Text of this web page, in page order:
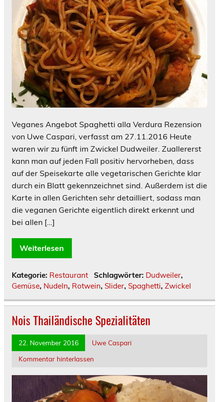
Veganes Angebot Spaghetti alla Verdura Rezension
von Uwe Caspari, verfasst am 27.11.2016 Heute
waren wir zu fünft im Zwickel Dudweiler. Zuallererst
kann man auf jeden Fall positiv hervorheben, dass
auf der Speisekarte alle vegetarischen Gerichte klar
durch ein Blatt gekennzeichnet sind. Außerdem ist die
Karte in allen Gerichten sehr detailliert, sodass man
die veganen Gerichte eigentlich direkt erkennt und
bei allen […]
Weiterlesen
Kategorie: Restaurant Schlagwörter: Dudweiler,
Gemüse, Nudeln, Rotwein, Slider, Spaghetti, Zwickel
Nois Thailändische Spezialitäten
22. November 2016
Uwe Caspari
Kommentar hinterlassen